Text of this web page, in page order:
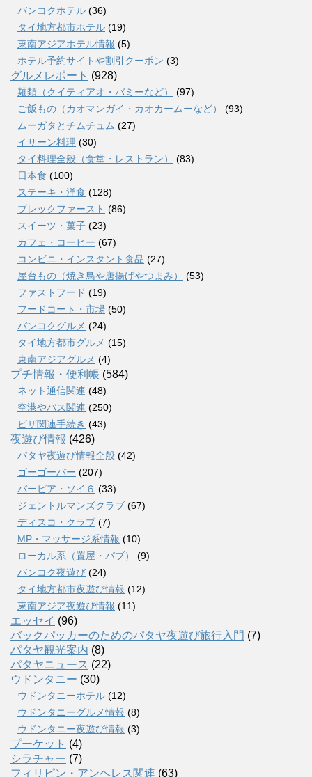
バンコクホテル (36)
タイ地方都市ホテル (19)
東南アジアホテル情報 (5)
ホテル予約サイトや割引クーポン (3)
グルメレポート (928)
麺類（クイティアオ・バミーなど）
(97)
ご飯もの（カオマンガイ・カオカームーなど）
(93)
ムーガタとチムチュム (27)
イサーン料理 (30)
タイ料理全般（食堂・レストラン）
(83)
日本食 (100)
ステーキ・洋食 (128)
ブレックファースト (86)
スイーツ・菓子 (23)
カフェ・コーヒー (67)
コンビニ・インスタント食品 (27)
屋台もの（焼き鳥や唐揚げやつまみ）
(53)
ファストフード (19)
フードコート・市場 (50)
バンコクグルメ (24)
タイ地方都市グルメ (15)
東南アジアグルメ (4)
プチ情報・便利帳 (584)
ネット通信関連 (48)
空港やバス関連 (250)
ビザ関連手続き (43)
夜遊び情報 (426)
パタヤ夜遊び情報全般 (42)
ゴーゴーバー (207)
バービア・ソイ６ (33)
ジェントルマンズクラブ (67)
ディスコ・クラブ (7)
MP・マッサージ系情報 (10)
ローカル系（置屋・パブ）
(9)
バンコク夜遊び (24)
タイ地方都市夜遊び情報 (12)
東南アジア夜遊び情報 (11)
エッセイ (96)
バックパッカーのためのパタヤ夜遊び旅行入門 (7)
パタヤ観光案内 (8)
パタヤニュース (22)
ウドンタニー (30)
ウドンタニーホテル (12)
ウドンタニーグルメ情報 (8)
ウドンタニー夜遊び情報 (3)
プーケット (4)
シラチャー (7)
フィリピン・アンヘレス関連 (63)